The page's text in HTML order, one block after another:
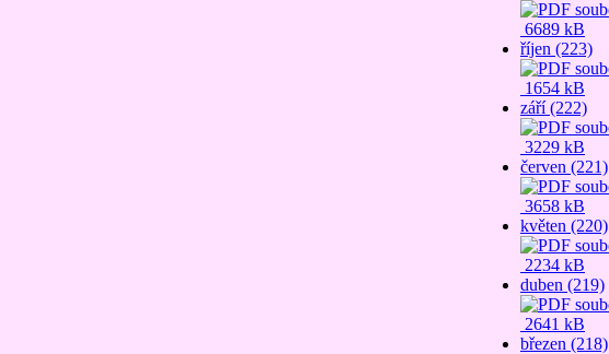
6689 kB
říjen (223)
1654 kB
září (222)
3229 kB
červen (221)
3658 kB
květen (220)
2234 kB
duben (219)
2641 kB
březen (218)